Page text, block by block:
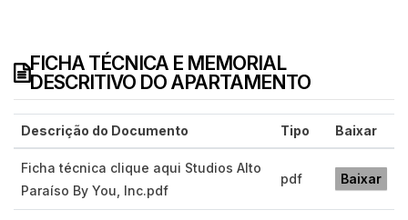
FICHA TÉCNICA E MEMORIAL
DESCRITIVO DO APARTAMENTO
Descrição do Documento Tipo Baixar
Ficha técnica clique aqui Studios Alto
Paraíso By You, Inc.pdf
pdf Baixar